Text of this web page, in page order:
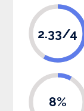
2.33/4
8%